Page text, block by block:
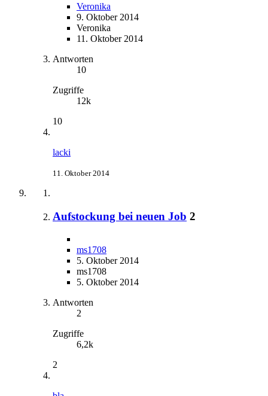
Veronika
9. Oktober 2014
Veronika
11. Oktober 2014
Antworten
10
Zugriffe
12k
10
lacki
11. Oktober 2014
Aufstockung bei neuen Job 2
ms1708
5. Oktober 2014
ms1708
5. Oktober 2014
Antworten
2
Zugriffe
6,2k
2